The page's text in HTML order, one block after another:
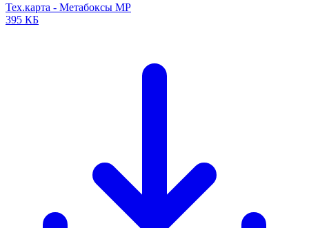
Тех.карта - Метабоксы MP
395 КБ